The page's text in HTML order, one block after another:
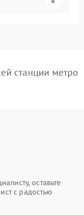
станции метро
оставьте
с радостью